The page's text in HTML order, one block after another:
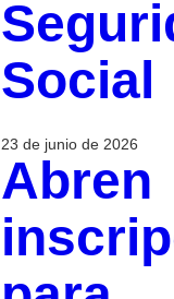
Social
23 de junio de 2026
Abren